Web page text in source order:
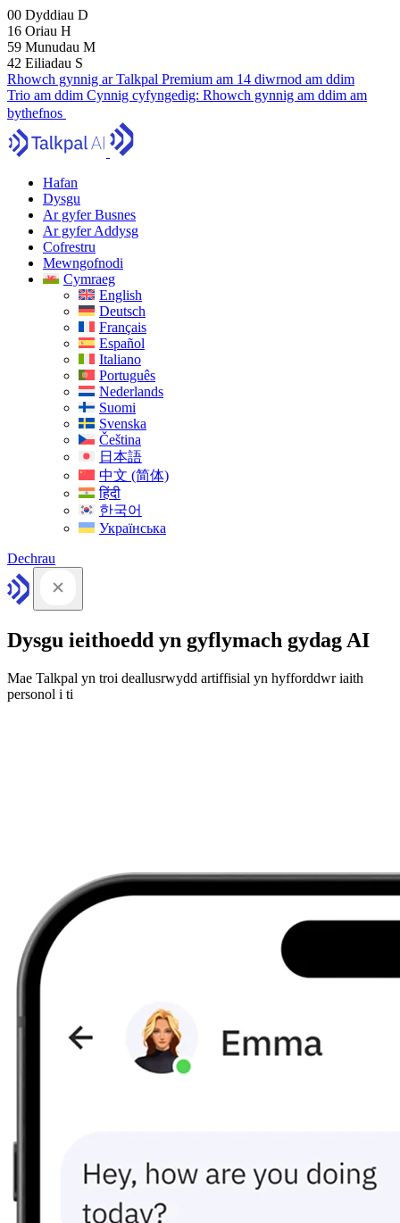
00 Dyddiau D
16 Oriau H
59 Munudau M
41 Eiliadau S
Rhowch gynnig ar Talkpal Premium am 14 diwrnod am ddim
Trio am ddim Cynnig cyfyngedig: Rhowch gynnig am ddim am
bythefnos
Hafan
Dysgu
Ar gyfer Busnes
Ar gyfer Addysg
Cofrestru
Mewngofnodi
Cymraeg
English
Deutsch
Français
Español
Italiano
Português
Nederlands
Suomi
Svenska
Čeština
日本語
中文 (简体)
हिंदी
한국어
Українська
Dechrau
Dysgu ieithoedd yn gyflymach gydag AI
Mae Talkpal yn troi deallusrwydd artiffisial yn hyfforddwr iaith
personol i ti